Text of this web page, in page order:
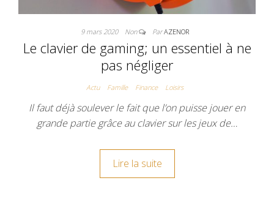
9 mars 2020 Non ParAZENOR
Le clavier de gaming; un essentiel à ne
pas négliger
Actu Famille Finance Loisirs
Il faut déjà soulever le fait que l’on puisse jouer en
grande partie grâce au clavier sur les jeux de…
Lire la suite